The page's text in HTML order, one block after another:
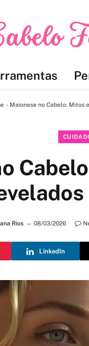
» Maionese no Cabelo: Mitos
Rios 08/03/2026
LinkedIn